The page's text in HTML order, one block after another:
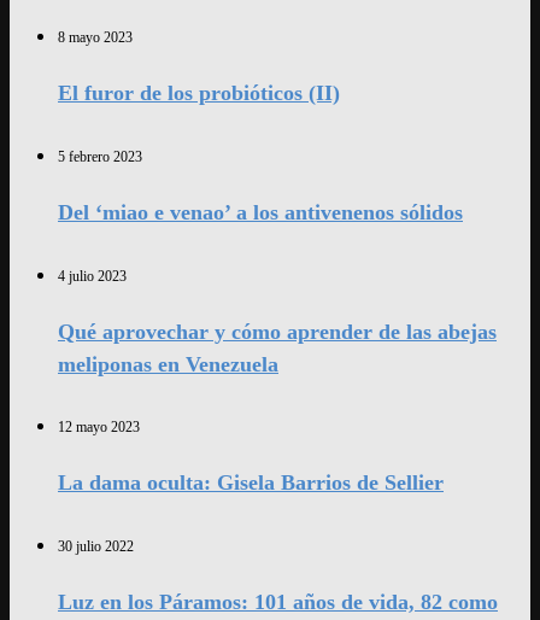
8 mayo 2023
El furor de los probióticos (II)
5 febrero 2023
Del ‘miao e venao’ a los antivenenos sólidos
4 julio 2023
Qué aprovechar y cómo aprender de las abejas
meliponas en Venezuela
12 mayo 2023
La dama oculta: Gisela Barrios de Sellier
30 julio 2022
Luz en los Páramos: 101 años de vida, 82 como